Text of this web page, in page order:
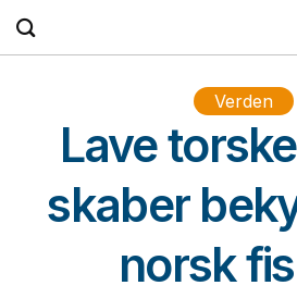
Fortsæt
Verden
Lave
skaber
norsk